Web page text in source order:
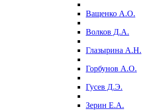
Ващенко А.О.
Волков Д.А.
Глазырина А.Н.
Горбунов А.О.
Гусев Д.Э.
Зерин Е.А.